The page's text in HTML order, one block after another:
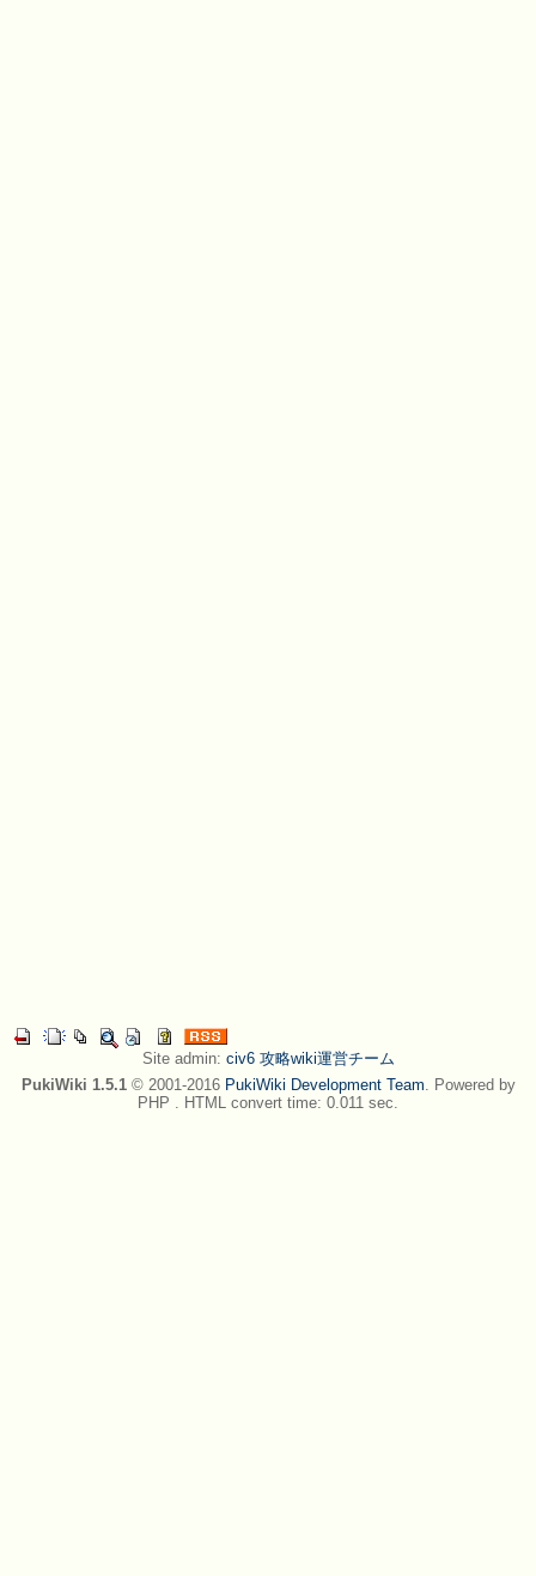
Site admin: civ6 攻略wiki運営チーム
PukiWiki 1.5.1© 2001-2016 PukiWiki Development Team. Powered by
PHP . HTML convert time: 0.011 sec.